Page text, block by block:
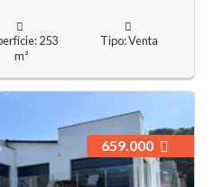
253
m²
Tipo: Venta
659.000